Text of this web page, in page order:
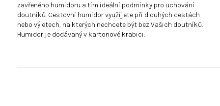
zavřeného humidoru a tím ideální podmínky pro uchování
doutníků. Cestovní humidor využijete při dlouhých cestách
nebo výletech, na kterých nechcete být bez Vašich doutníků.
Humidor je dodávaný v kartonové krabici.